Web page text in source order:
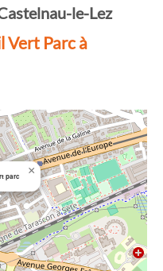
le-Lez
Vert Parc à
parc ×